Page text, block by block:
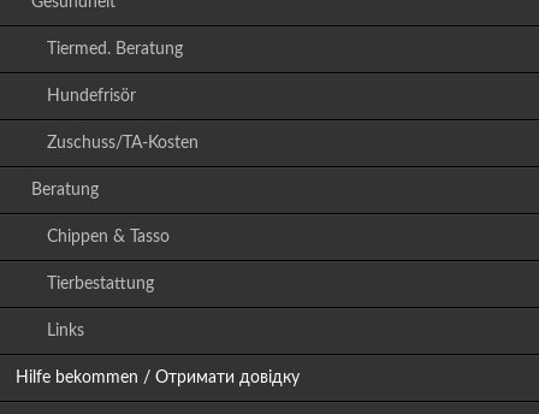
Tiermed. Beratung
Hundefrisör
Zuschuss/TA-Kosten
Beratung
Chippen & Tasso
Tierbestattung
Links
Hilfe bekommen / Отримати довідку